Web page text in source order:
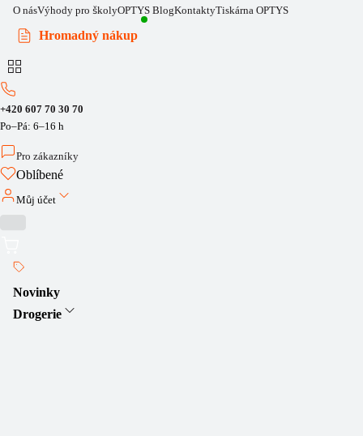
O násVýhody pro školyOPTYS BlogKontaktyTiskárna OPTYS
Hromadný nákup
+420 607 70 30 70
Po–Pá: 6–16 h
Pro zákazníky
Oblíbené
Můj účet
Novinky
Drogerie